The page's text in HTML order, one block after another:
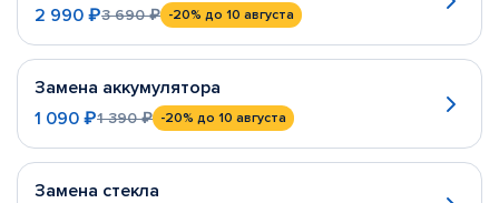
2 990 ₽3 690 ₽ -20% до 10 августа
Замена аккумулятора
1 090 ₽1 390 ₽ -20% до 10 августа
Замена стекла